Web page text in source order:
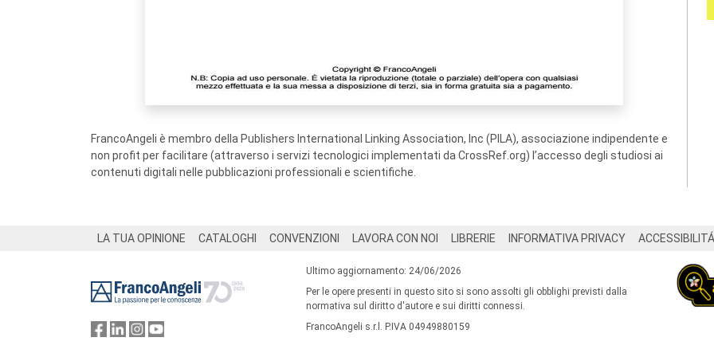
FrancoAngeli è membro della Publishers International Linking Association, Inc (PILA), associazione indipendente e
non profit per facilitare (attraverso i servizi tecnologici implementati da CrossRef.org) l’accesso degli studiosi ai
contenuti digitali nelle pubblicazioni professionali e scientifiche.
LA TUA OPINIONE CATALOGHI CONVENZIONI LAVORA CON NOI LIBRERIE INFORMATIVA PRIVACY ACCESSIBILITÁ
Ultimo aggiornamento: 24/06/2026
Per le opere presenti in questo sito si sono assolti gli obblighi previsti dalla
normativa sul diritto d'autore e sui diritti connessi.
FrancoAngeli s.r.l. P.IVA 04949880159